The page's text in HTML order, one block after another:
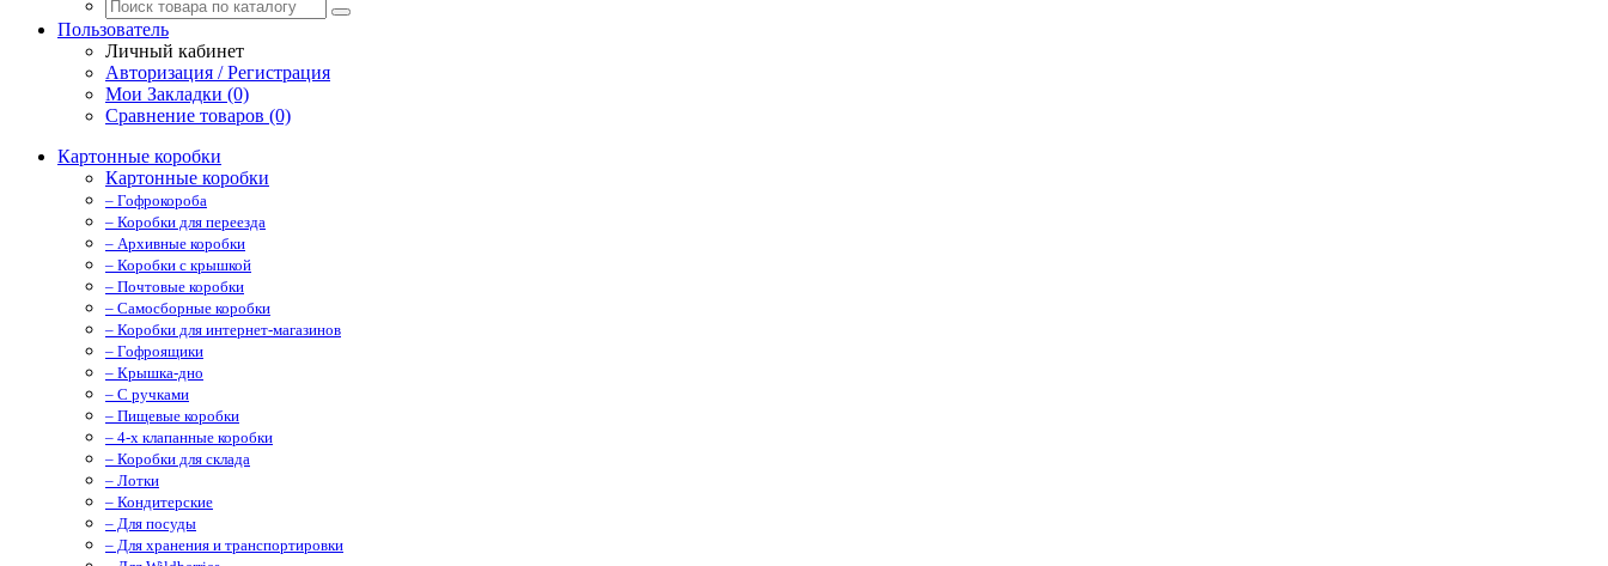
Пользователь
Личный кабинет
Авторизация / Регистрация
Мои Закладки (0)
Сравнение товаров (0)
Картонные коробки
Картонные коробки
– Гофрокороба
– Коробки для переезда
– Архивные коробки
– Коробки с крышкой
– Почтовые коробки
– Самосборные коробки
– Коробки для интернет-магазинов
– Гофроящики
– Крышка-дно
– С ручками
– Пищевые коробки
– 4-х клапанные коробки
– Коробки для склада
– Лотки
– Кондитерские
– Для посуды
– Для хранения и транспортировки